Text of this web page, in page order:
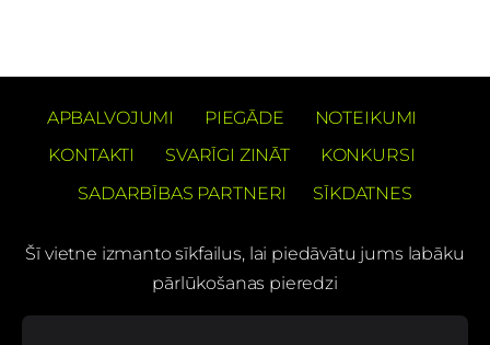
APBALVOJUMI PIEGĀDE
NOTEIKUMI
KONTAKTI
SVARĪGI ZINĀT
KONKURSI
SADARBĪBAS PARTNERI
SĪKDATNES
Šī vietne izmanto sīkfailus, lai piedāvātu jums labāku
pārlūkošanas pieredzi